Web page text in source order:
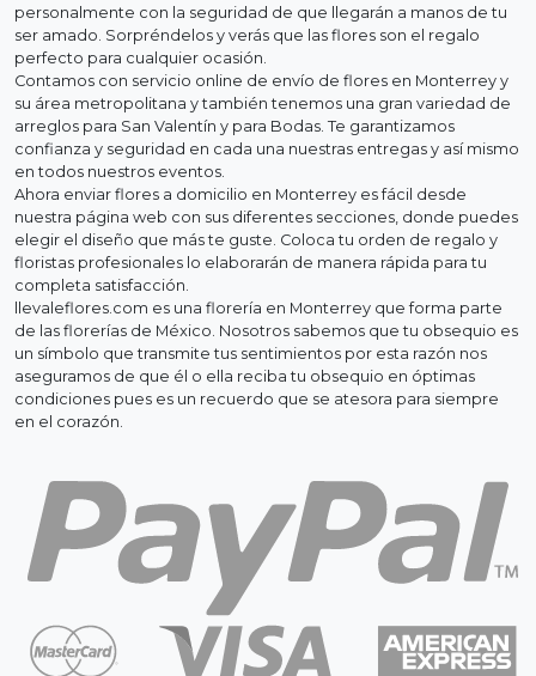
personalmente con la seguridad de que llegarán a manos de tu
ser amado. Sorpréndelos y verás que las flores son el regalo
perfecto para cualquier ocasión.
Contamos con servicio online de envío de flores en Monterrey y
su área metropolitana y también tenemos una gran variedad de
arreglos para San Valentín y para Bodas. Te garantizamos
confianza y seguridad en cada una nuestras entregas y así mismo
en todos nuestros eventos.
Ahora enviar flores a domicilio en Monterrey es fácil desde
nuestra página web con sus diferentes secciones, donde puedes
elegir el diseño que más te guste. Coloca tu orden de regalo y
floristas profesionales lo elaborarán de manera rápida para tu
completa satisfacción.
llevaleflores.com es una florería en Monterrey que forma parte
de las florerías de México. Nosotros sabemos que tu obsequio es
un símbolo que transmite tus sentimientos por esta razón nos
aseguramos de que él o ella reciba tu obsequio en óptimas
condiciones pues es un recuerdo que se atesora para siempre
en el corazón.